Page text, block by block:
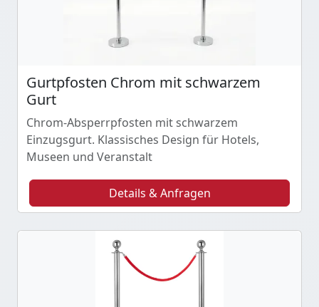
Gurtpfosten Chrom mit schwarzem
Gurt
Chrom-Absperrpfosten mit schwarzem
Einzugsgurt. Klassisches Design für Hotels,
Museen und Veranstalt
Details & Anfragen